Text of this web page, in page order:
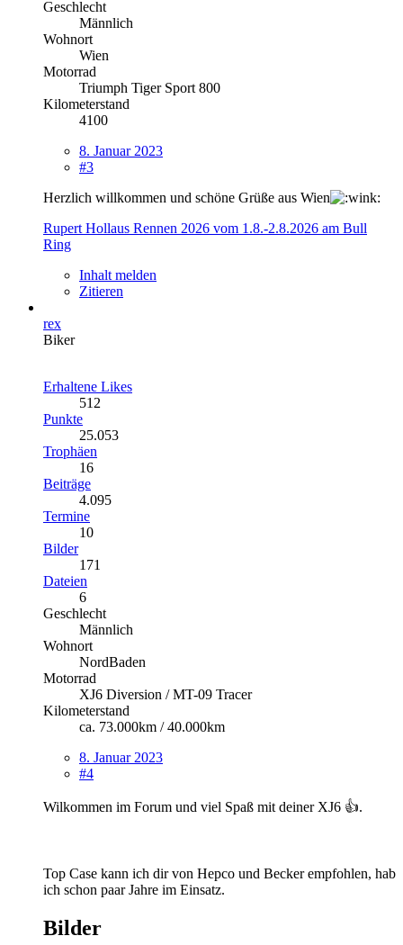
Geschlecht
Männlich
Wohnort
Wien
Motorrad
Triumph Tiger Sport 800
Kilometerstand
4100
8. Januar 2023
#3
Herzlich willkommen und schöne Grüße aus Wien
Rupert Hollaus Rennen 2026 vom 1.8.-2.8.2026 am Bull
Ring
Inhalt melden
Zitieren
rex
Biker
Erhaltene Likes
512
Punkte
25.053
Trophäen
16
Beiträge
4.095
Termine
10
Bilder
171
Dateien
6
Geschlecht
Männlich
Wohnort
NordBaden
Motorrad
XJ6 Diversion / MT-09 Tracer
Kilometerstand
ca. 73.000km / 40.000km
8. Januar 2023
#4
Wilkommen im Forum und viel Spaß mit deiner XJ6 👍.
Top Case kann ich dir von Hepco und Becker empfohlen, hab
ich schon paar Jahre im Einsatz.
Bilder